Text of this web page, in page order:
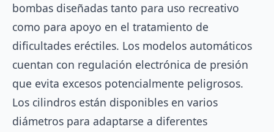
bombas diseñadas tanto para uso recreativo
como para apoyo en el tratamiento de
dificultades eréctiles. Los modelos automáticos
cuentan con regulación electrónica de presión
que evita excesos potencialmente peligrosos.
Los cilindros están disponibles en varios
diámetros para adaptarse a diferentes